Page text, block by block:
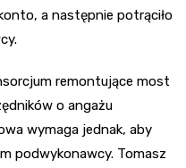
a następnie potrąciło
remontujące most
o angażu
wymaga jednak, aby
podwykonawcy. Tomasz